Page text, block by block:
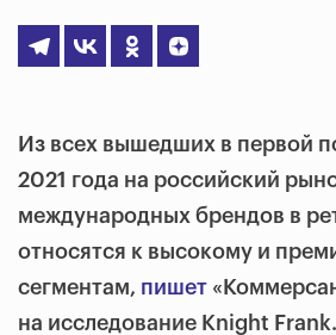
Из всех вышедших в первой
2021 года на российский
международных брендов в
относятся к высокому и
сегментам, пишет
на исследование Knight